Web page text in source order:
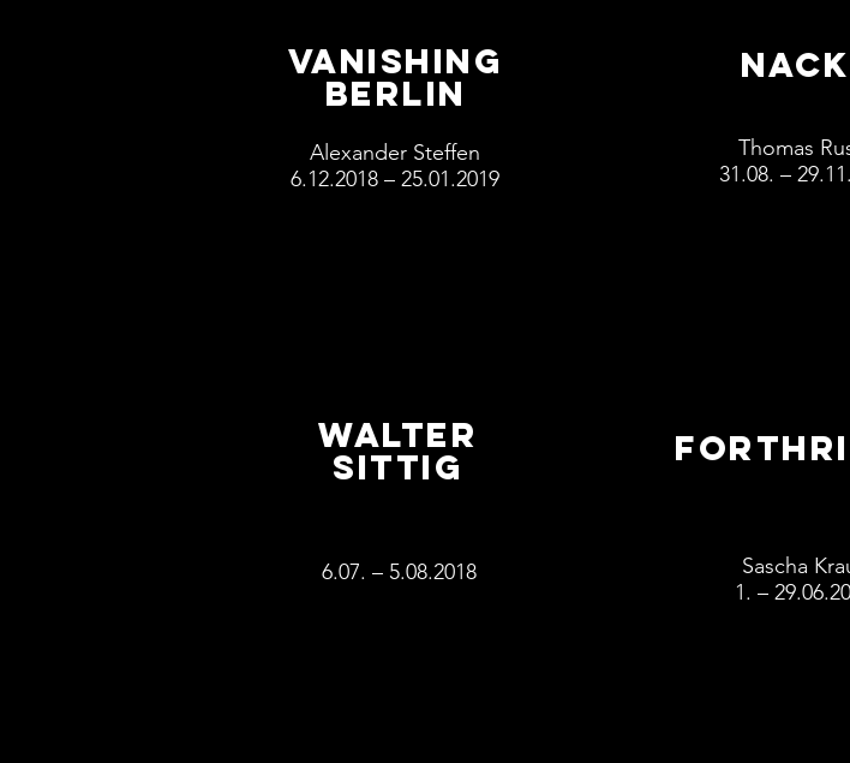
Vanishing
Berlin
Walter
Sittig
6.07. – 5.08.2018
Sascha
1. –
Thomas
31.08. –
Alexander Steffen
6.12.2018 – 25.01.2019